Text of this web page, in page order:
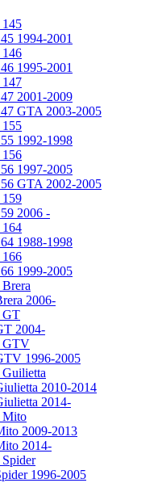
1994-2001
1995-2001
2001-2009
GTA 2003-2005
1992-1998
1997-2005
GTA 2002-2005
2006 -
1988-1998
1999-2005
2006-
GT
2004-
GTV
1996-2005
2010-2014
2014-
Mito
2009-2013
2014-
1996-2005